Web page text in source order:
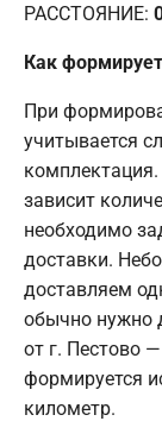
РАССТОЯНИЕ:
Как
При
учитывается
зависит
необходимо
доставки.
доставляем
обычно нужно
от г. Пестово
формируется
километр.